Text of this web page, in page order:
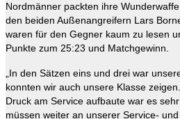
Nordmänner packten ihre
den beiden Außenangreifern Lars
waren für den Gegner kaum zu lesen
Punkte zum 25:23 und Matchgewinn.
„In den Sätzen eins und drei war
konnten wir auch unsere Klasse
Druck am Service aufbaute war es
müssen weiter an unserer Service-